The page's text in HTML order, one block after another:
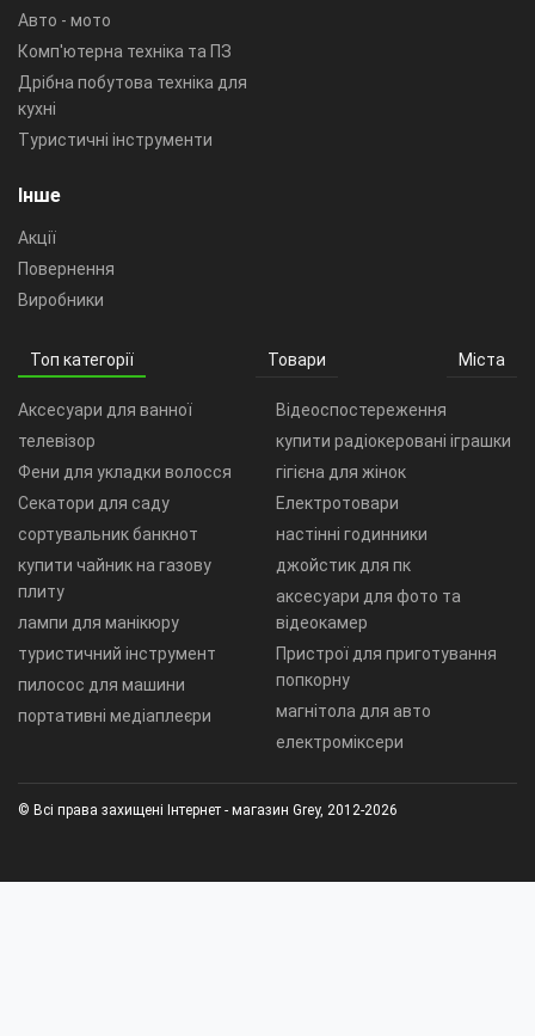
Авто - мото
Комп'ютерна техніка та ПЗ
Дрібна побутова техніка для
кухні
Туристичні інструменти
Інше
Акції
Повернення
Виробники
Топ категорії Товари Міста
Аксесуари для ванної
телевізор
Фени для укладки волосся
Секатори для саду
сортувальник банкнот
купити чайник на газову
плиту
лампи для манікюру
туристичний інструмент
пилосос для машини
портативні медіаплеєри
Відеоспостереження
купити радіокеровані іграшки
гігієна для жінок
Електротовари
настінні годинники
джойстик для пк
аксесуари для фото та
відеокамер
Пристрої для приготування
попкорну
магнітола для авто
електроміксери
© Всі права захищені Інтернет - магазин Grey, 2012-2026